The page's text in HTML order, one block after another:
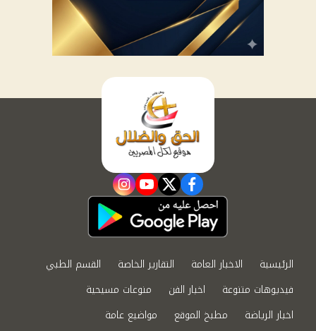
facebook
twitter
youtube
instagram
الرئيسية الاخبار العامة التقارير الخاصة
القسم الطبي
فيديوهات متنوعة
اخبار الفن
منوعات مسيحية
اخبار الرياضة
مطبخ الموقع
مواضيع عامة